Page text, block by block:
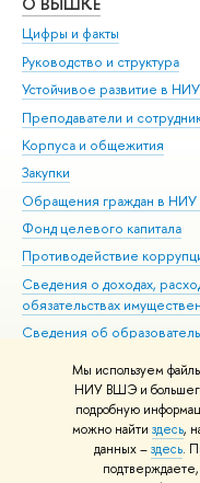
Мы используем
НИУ ВШЭ и большего
подробную
можно найти здесь,
данных –здесь.
Цифры и факты
Руководство и структура
Устойчивое развитие в
Преподаватели и
Корпуса и общежития
Закупки
Обращения граждан в
Фонд целевого капитала
Противодействие
Сведения о доходах,
обязательствах
Сведения об
Людям с ограниченными
Единая платежная страница
Работа в Вышке